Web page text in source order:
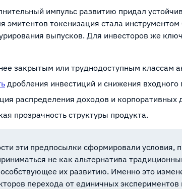
импульс развитию придал
эмитентов токенизация стала
выпусков. Для инвесторов же
закрытым или труднодоступным классам
дробления инвестиций и снижения входного
распределения доходов и корпоративных
прозрачность структуры продукта.
эти предпосылки сформировали условия,
не как альтернатива
их развитию. Именно это
перехода от единичных